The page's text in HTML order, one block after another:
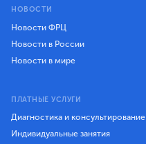
НОВОСТИ
Новости ФРЦ
Новости в России
Новости в мире
ПЛАТНЫЕ УСЛУГИ
Диагностика и консультирование
Индивидуальные занятия